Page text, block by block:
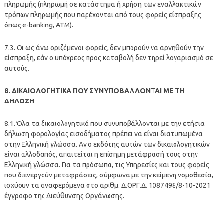
πληρωμής (πληρωμή σε κατάστημα ή χρήση των εναλλακτικών
τρόπων πληρωμής που παρέχονται από τους φορείς είσπραξης
όπως e-banking, ATM).
7.3. Οι ως άνω οριζόμενοι φορείς, δεν μπορούν να αρνηθούν την
είσπραξη, εάν ο υπόχρεος προς καταβολή δεν τηρεί λογαριασμό σε
αυτούς.
8. ΔΙΚΑΙΟΛΟΓΗΤΙΚΑ ΠΟΥ ΣΥΝΥΠΟΒΑΛΛΟΝΤΑΙ ME ΤΗ
ΔΗΛΩΣΗ
8.1. Όλα τα δικαιολογητικά που συνυποβάλλονται με την ετήσια
δήλωση φορολογίας εισοδήματος πρέπει να είναι διατυπωμένα
στην Ελληνική γλώσσα. Αν ο εκδότης αυτών των δικαιολογητικών
είναι αλλοδαπός, απαιτείται η επίσημη μετάφρασή τους στην
Ελληνική γλώσσα. Για τα πρόσωπα, τις Υπηρεσίες και τους φορείς
που διενεργούν μεταφράσεις, σύμφωνα με την κείμενη νομοθεσία,
ισχύουν τα αναφερόμενα στο αριθμ. Δ.ΟΡΓ.Δ. 1087498/8-10-2021
έγγραφο της Διεύθυνσης Οργάνωσης.